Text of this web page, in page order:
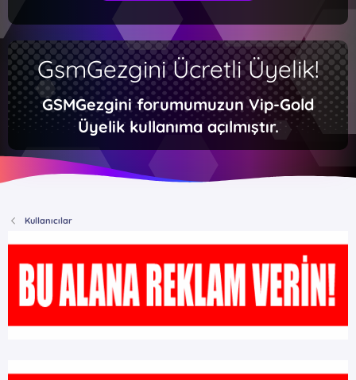
GsmGezgini Ücretli Üyelik!
GSMGezgini forumumuzun Vip-Gold
Üyelik kullanıma açılmıştır.
Kullanıcılar